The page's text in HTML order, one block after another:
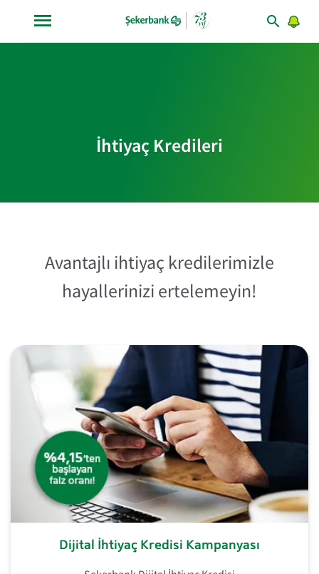
İhtiyaç Kredileri
Avantajlı ihtiyaç kredilerimizle
hayallerinizi ertelemeyin!
Dijital İhtiyaç Kredisi Kampanyası